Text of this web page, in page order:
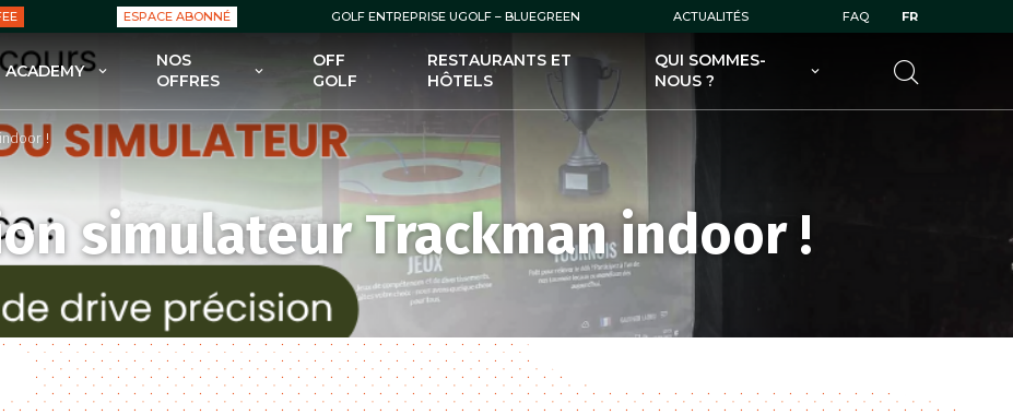
ESPACE ABONNÉ GOLF ENTREPRISE UGOLF – BLUEGREEN ACTUALITÉS FAQ FR
ACADEMY
UGOLF ACADEMY
LES FORMULES POUR SE
PERFECTIONNER AU GOLF
LES STAGES
NOS
OFFRES
NOS OFFRES : GREEN FEES
NOS OFFRES : ABONNEMENTS
NOS OFFRES : ENSEIGNEMENT
NOS OFFRES : BOUTIQUES
NOS OFFRES – BONS PLANS /
PROMOS
OFF
GOLF
RESTAURANTS ET
HÔTELS
QUI SOMMES-
NOUS ?
UGOLF ET SES FILIALES
!
simulateur Trackman indoor !